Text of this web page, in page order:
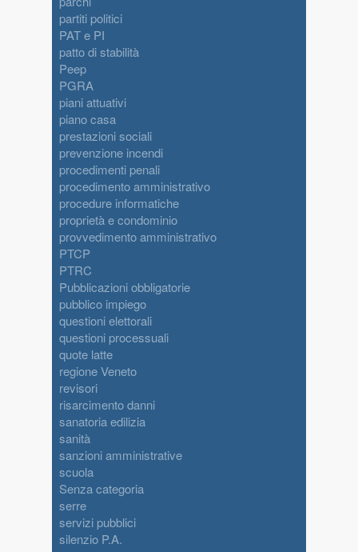
partiti politici
PAT e PI
patto di stabilità
Peep
PGRA
piani attuativi
piano casa
prestazioni sociali
prevenzione incendi
procedimenti penali
procedimento amministrativo
procedure informatiche
proprietà e condominio
provvedimento amministrativo
PTCP
PTRC
Pubblicazioni obbligatorie
pubblico impiego
questioni elettorali
questioni processuali
quote latte
regione Veneto
revisori
risarcimento danni
sanatoria edilizia
sanità
sanzioni amministrative
scuola
Senza categoria
serre
servizi pubblici
silenzio P.A.